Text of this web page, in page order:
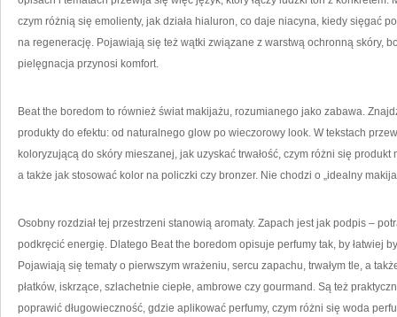
czym różnią się emolienty, jak działa hialuron, co daje niacyna, kiedy sięgać
na regenerację. Pojawiają się też wątki związane z warstwą ochronną skóry,
pielęgnacja przynosi komfort.
Beat the boredom to również świat makijażu, rozumianego jako zabawa.
produkty do efektu: od naturalnego glow po wieczorowy look. W tekstach
koloryzującą do skóry mieszanej, jak uzyskać trwałość, czym różni się
a także jak stosować kolor na policzki czy bronzer. Nie chodzi o „idealny
Osobny rozdział tej przestrzeni stanowią aromaty. Zapach jest jak podpis –
podkręcić energię. Dlatego Beat the boredom opisuje perfumy tak, by łatwiej
Pojawiają się tematy o pierwszym wrażeniu, sercu zapachu, trwałym tle, a
płatków, iskrzące, szlachetnie ciepłe, ambrowe czy gourmand. Są też
poprawić długowieczność, gdzie aplikować perfumy, czym różni się woda